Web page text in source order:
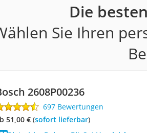
Die
Sie Ihren
2608P00236
697 Bewertungen
51,00 €( Sofort lieferbar)